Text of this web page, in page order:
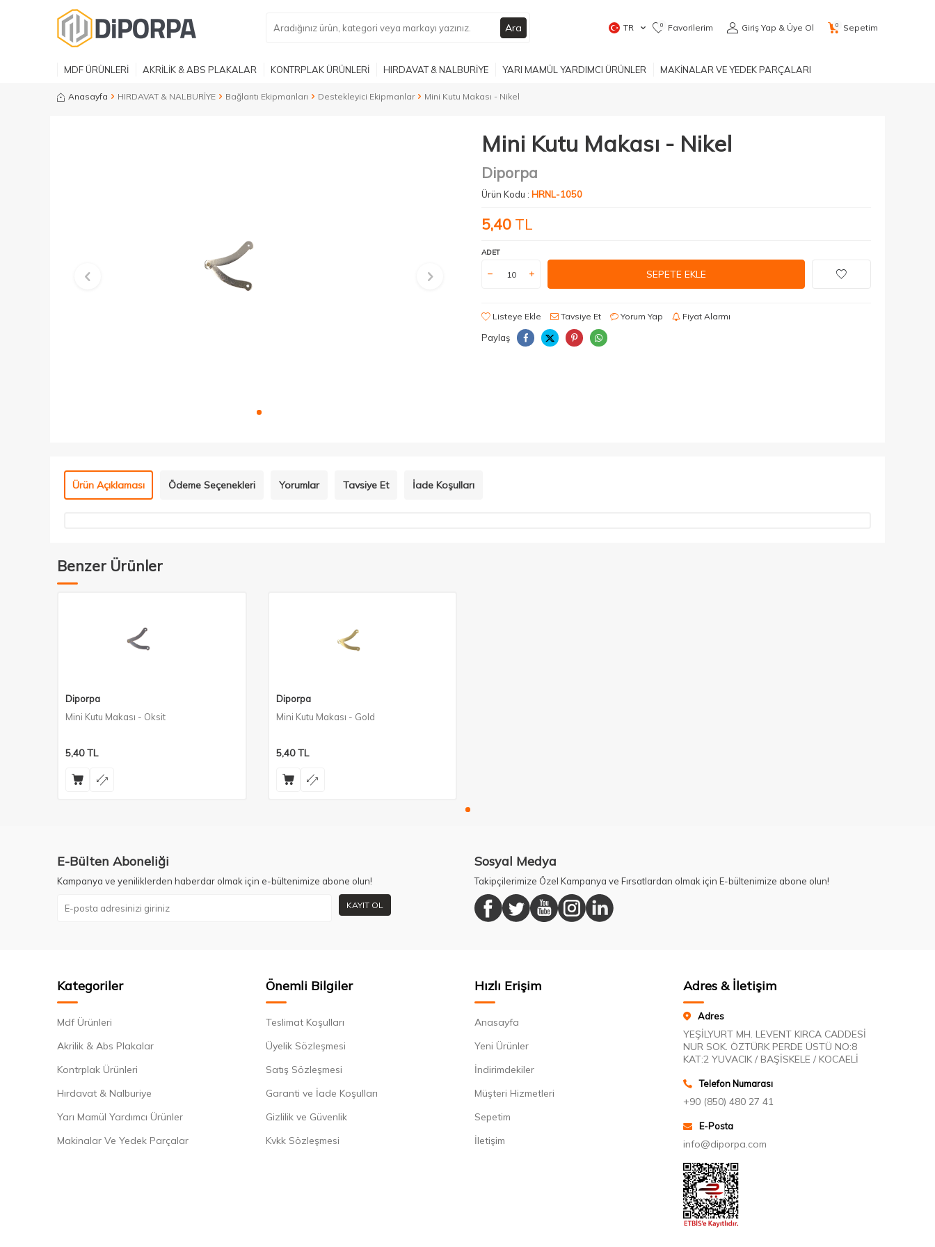
Ara TR 0 Favorilerim Giriş Yap & Üye Ol 0 Sepetim
MDF ÜRÜNLERİ AKRİLİK & ABS PLAKALAR KONTRPLAK ÜRÜNLERİ HIRDAVAT & NALBURİYE YARI MAMÜL YARDIMCI ÜRÜNLER MAKİNALAR VE YEDEK PARÇALARI
Anasayfa HIRDAVAT & NALBURİYE Bağlantı Ekipmanları Destekleyici Ekipmanlar Mini Kutu Makası - Nikel
Mini Kutu Makası - Nikel
Diporpa
Ürün Kodu : HRNL-1050
5,40 TL
ADET
SEPETE EKLE
Listeye Ekle Tavsiye Et Yorum Yap Fiyat Alarmı
Paylaş
Ürün Açıklaması Ödeme Seçenekleri Yorumlar Tavsiye Et İade Koşulları
Benzer Ürünler
Diporpa
Mini Kutu Makası - Oksit
5,40TL
Diporpa
Mini Kutu Makası - Gold
5,40TL
E-Bülten Aboneliği
Kampanya ve yeniliklerden haberdar olmak için e-bültenimize abone olun!
KAYIT OL
Sosyal Medya
Takipçilerimize Özel Kampanya ve Fırsatlardan olmak için E-bültenimize abone olun!
Kategoriler
Mdf Ürünleri
Akrilik & Abs Plakalar
Kontrplak Ürünleri
Hırdavat & Nalburiye
Yarı Mamül Yardımcı Ürünler
Makinalar Ve Yedek Parçalar
Önemli Bilgiler
Teslimat Koşulları
Üyelik Sözleşmesi
Satış Sözleşmesi
Garanti ve İade Koşulları
Gizlilik ve Güvenlik
Kvkk Sözleşmesi
Hızlı Erişim
Anasayfa
Yeni Ürünler
İndirimdekiler
Müşteri Hizmetleri
Sepetim
İletişim
Adres & İletişim
Adres
YEŞİLYURT MH. LEVENT KIRCA CADDESİ
NUR SOK. ÖZTÜRK PERDE ÜSTÜ NO:8
KAT:2 YUVACIK / BAŞİSKELE / KOCAELİ
Telefon Numarası
+90 (850) 480 27 41
E-Posta
info@diporpa.com